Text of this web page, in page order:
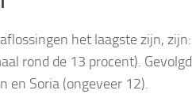
het laagste zijn, zijn:
rond de 13 procent). Gevolgd
en Soria (ongeveer 12).